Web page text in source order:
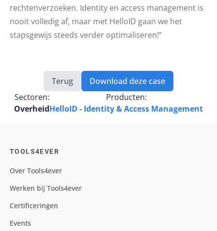
rechtenverzoeken. Identity en access management is
nooit volledig af, maar met HelloID gaan we het
stapsgewijs steeds verder optimaliseren!”
Terug
Download deze case
Sectoren:
Overheid
Producten:
HelloID - Identity & Access Management
TOOLS4EVER
Over Tools4ever
Werken bij Tools4ever
Certificeringen
Events